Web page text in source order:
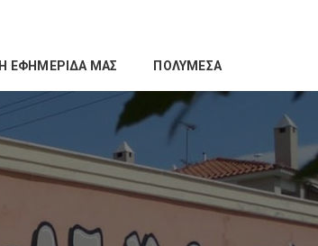
Η ΕΦΗΜΕΡΙΔΑ ΜΑΣ ΠΟΛΥΜΕΣΑ